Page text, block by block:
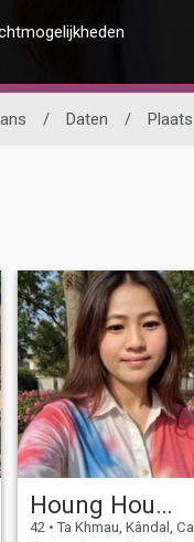
/ Daten / Plaats
Houng Houng
42 • Ta Khmau, Kândal, Cambodja